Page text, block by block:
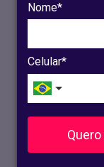
Nome*
Celular*